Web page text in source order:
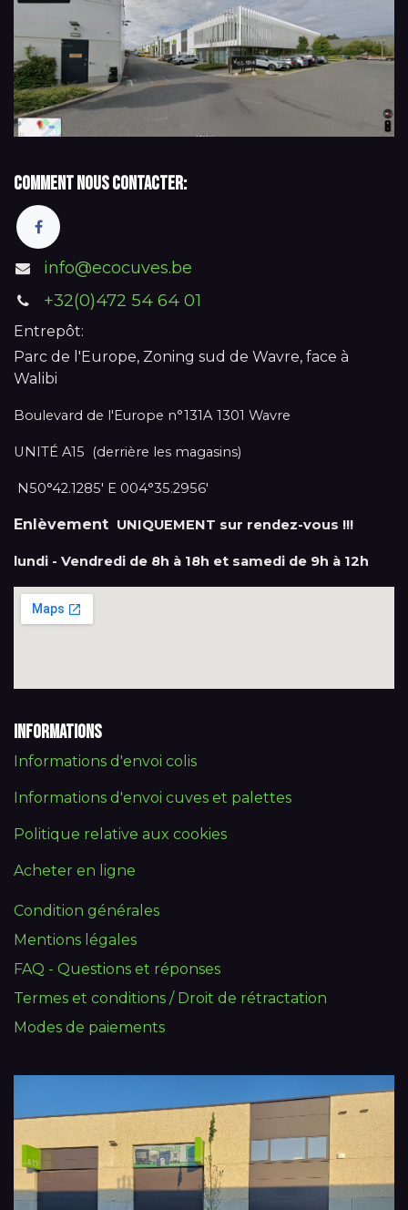
Comment nous contacter:
info@ecocuves.be
+32(0)472 54 64 01
Entrepôt:
Parc de l'Europe, Zoning sud de Wavre, face à
Walibi
Boulevard de l'Europe n°131A 1301 Wavre
UNITÉ A15 (derrière les magasins)
N50°42.1285' E 004°35.2956'
Enlèvement UNIQUEMENT sur rendez-vous !!!
lundi - Vendredi de 8h à 18h et samedi de 9h à 12h
Informations
Informations d'envoi colis
Informations d'envoi cuves et palettes
Politique relative aux cookies
Acheter en ligne
Condition générales
Mentions légales
FAQ - Questions et réponses
Termes et conditions / Droit de rétractation
Modes de paiements